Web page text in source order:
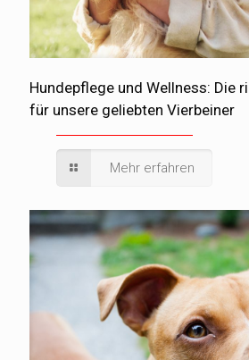
Hundepflege und Wellness: Die
für unsere geliebten Vierbeiner
Mehr erfahren